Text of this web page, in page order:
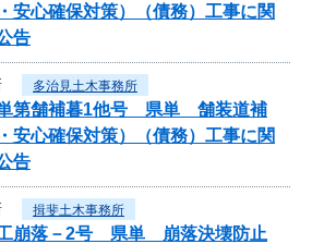
安心確保対策）（債務）工事に関
告
多治見土木事務所
単第舗補暮1他号 県単 舗装道補
安心確保対策）（債務）工事に関
告
揖斐土木事務所
工崩落－2号 県単 崩落決壊防止